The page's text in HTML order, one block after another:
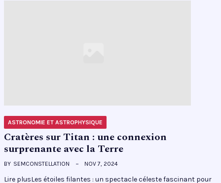
ASTRONOMIE ET ASTROPHYSIQUE
Cratères sur Titan : une connexion
surprenante avec la Terre
BY SEMCONSTELLATION NOV 7, 2024
Lire plusLes étoiles filantes : un spectacle céleste fascinant pour